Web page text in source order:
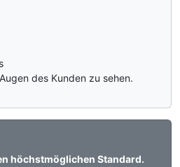
des Kunden zu sehen.
höchstmöglichen Standard.